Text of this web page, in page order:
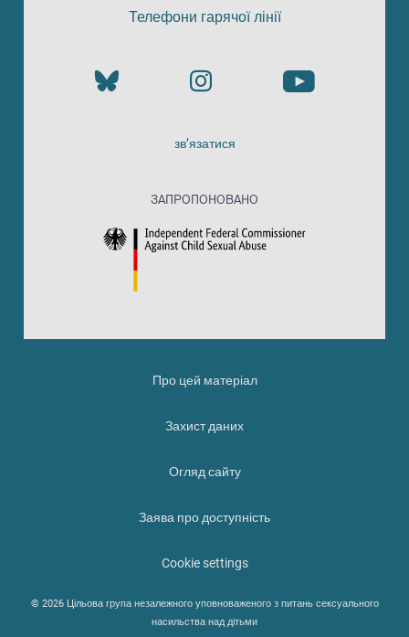
Телефони гарячої лінії
зв’язатися
ЗАПРОПОНОВАНО
Про цей матеріал
Захист даних
Огляд сайту
Заява про доступність
Cookie settings
© 2026 Цільова група незалежного уповноваженого з питань сексуального
насильства над дітьми